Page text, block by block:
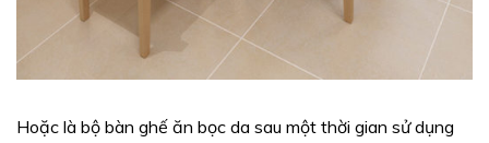
Hoặc là bộ bàn ghế ăn bọc da sau một thời gian sử dụng